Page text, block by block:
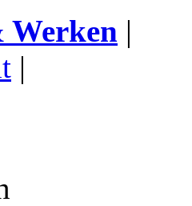
Werken |
|